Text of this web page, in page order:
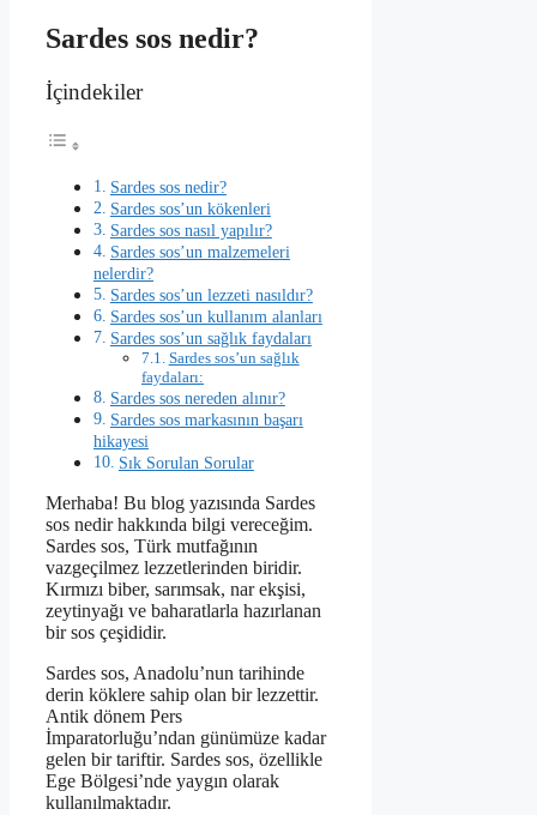
Sardes sos nedir?
İçindekiler
Sardes sos nedir?
Sardes sos’un kökenleri
Sardes sos nasıl yapılır?
Sardes sos’un malzemeleri
nelerdir?
Sardes sos’un lezzeti nasıldır?
Sardes sos’un kullanım alanları
Sardes sos’un sağlık faydaları
Sardes sos’un sağlık
faydaları:
Sardes sos nereden alınır?
Sardes sos markasının başarı
hikayesi
Sık Sorulan Sorular
Merhaba! Bu blog yazısında Sardes
sos nedir hakkında bilgi vereceğim.
Sardes sos, Türk mutfağının
vazgeçilmez lezzetlerinden biridir.
Kırmızı biber, sarımsak, nar ekşisi,
zeytinyağı ve baharatlarla hazırlanan
bir sos çeşididir.
Sardes sos, Anadolu’nun tarihinde
derin köklere sahip olan bir lezzettir.
Antik dönem Pers
İmparatorluğu’ndan günümüze kadar
gelen bir tariftir. Sardes sos, özellikle
Ege Bölgesi’nde yaygın olarak
kullanılmaktadır.